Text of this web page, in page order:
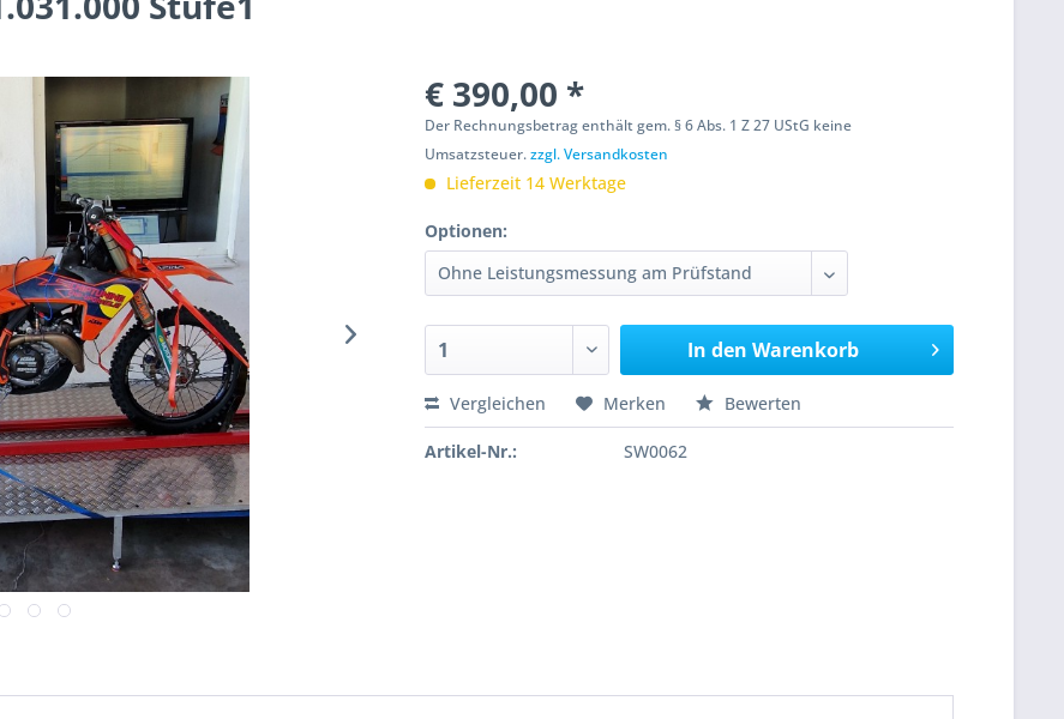
€ 390,00 *
Der Rechnungsbetrag enthält gem. § 6 Abs. 1 Z 27 UStG keine
Umsatzsteuer.zzgl. Versandkosten
Lieferzeit 14 Werktage
Optionen:
In den Warenkorb
Vergleichen Merken Bewerten
Artikel-Nr.: SW0062